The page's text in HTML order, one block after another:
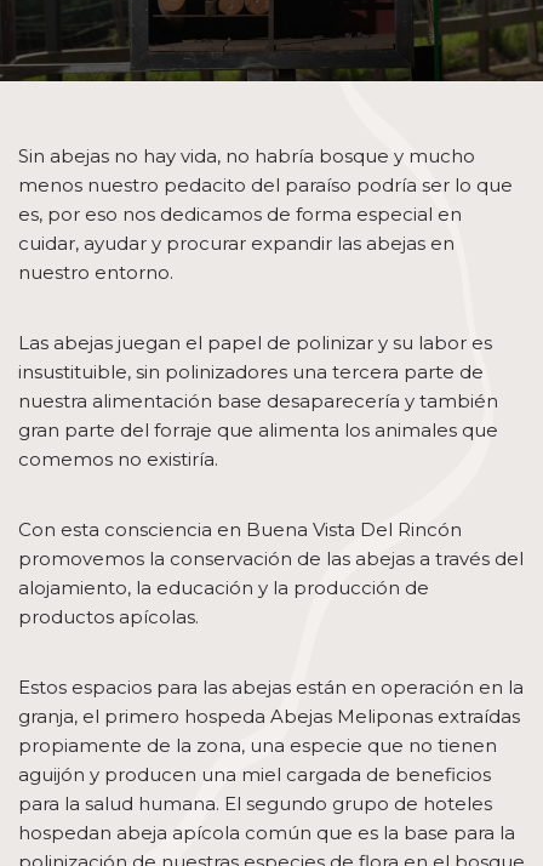
Sin abejas no hay vida, no habría bosque y mucho
menos nuestro pedacito del paraíso podría ser lo que
es, por eso nos dedicamos de forma especial en
cuidar, ayudar y procurar expandir las abejas en
nuestro entorno.
Las abejas juegan el papel de polinizar y su labor es
insustituible, sin polinizadores una tercera parte de
nuestra alimentación base desaparecería y también
gran parte del forraje que alimenta los animales que
comemos no existiría.
Con esta consciencia en Buena Vista Del Rincón
promovemos la conservación de las abejas a través del
alojamiento, la educación y la producción de
productos apícolas.
Estos espacios para las abejas están en operación en la
granja, el primero hospeda Abejas Meliponas extraídas
propiamente de la zona, una especie que no tienen
aguijón y producen una miel cargada de beneficios
para la salud humana. El segundo grupo de hoteles
hospedan abeja apícola común que es la base para la